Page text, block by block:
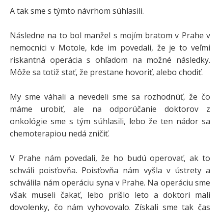
A tak sme s týmto návrhom súhlasili.
Následne na to bol manžel s mojím bratom v Prahe v
nemocnici v Motole, kde im povedali, že je to veľmi
riskantná operácia s ohľadom na možné následky.
Môže sa totiž stať, že prestane hovoriť, alebo chodiť.
My sme váhali a nevedeli sme sa rozhodnúť, že čo
máme urobiť, ale na odporúčanie doktorov z
onkológie sme s tým súhlasili, lebo že ten nádor sa
chemoterapiou nedá zničiť.
V Prahe nám povedali, že ho budú operovať, ak to
schváli poisťovňa. Poisťovňa nám vyšla v ústrety a
schválila nám operáciu syna v Prahe. Na operáciu sme
však museli čakať, lebo prišlo leto a doktori mali
dovolenky, čo nám vyhovovalo. Získali sme tak čas